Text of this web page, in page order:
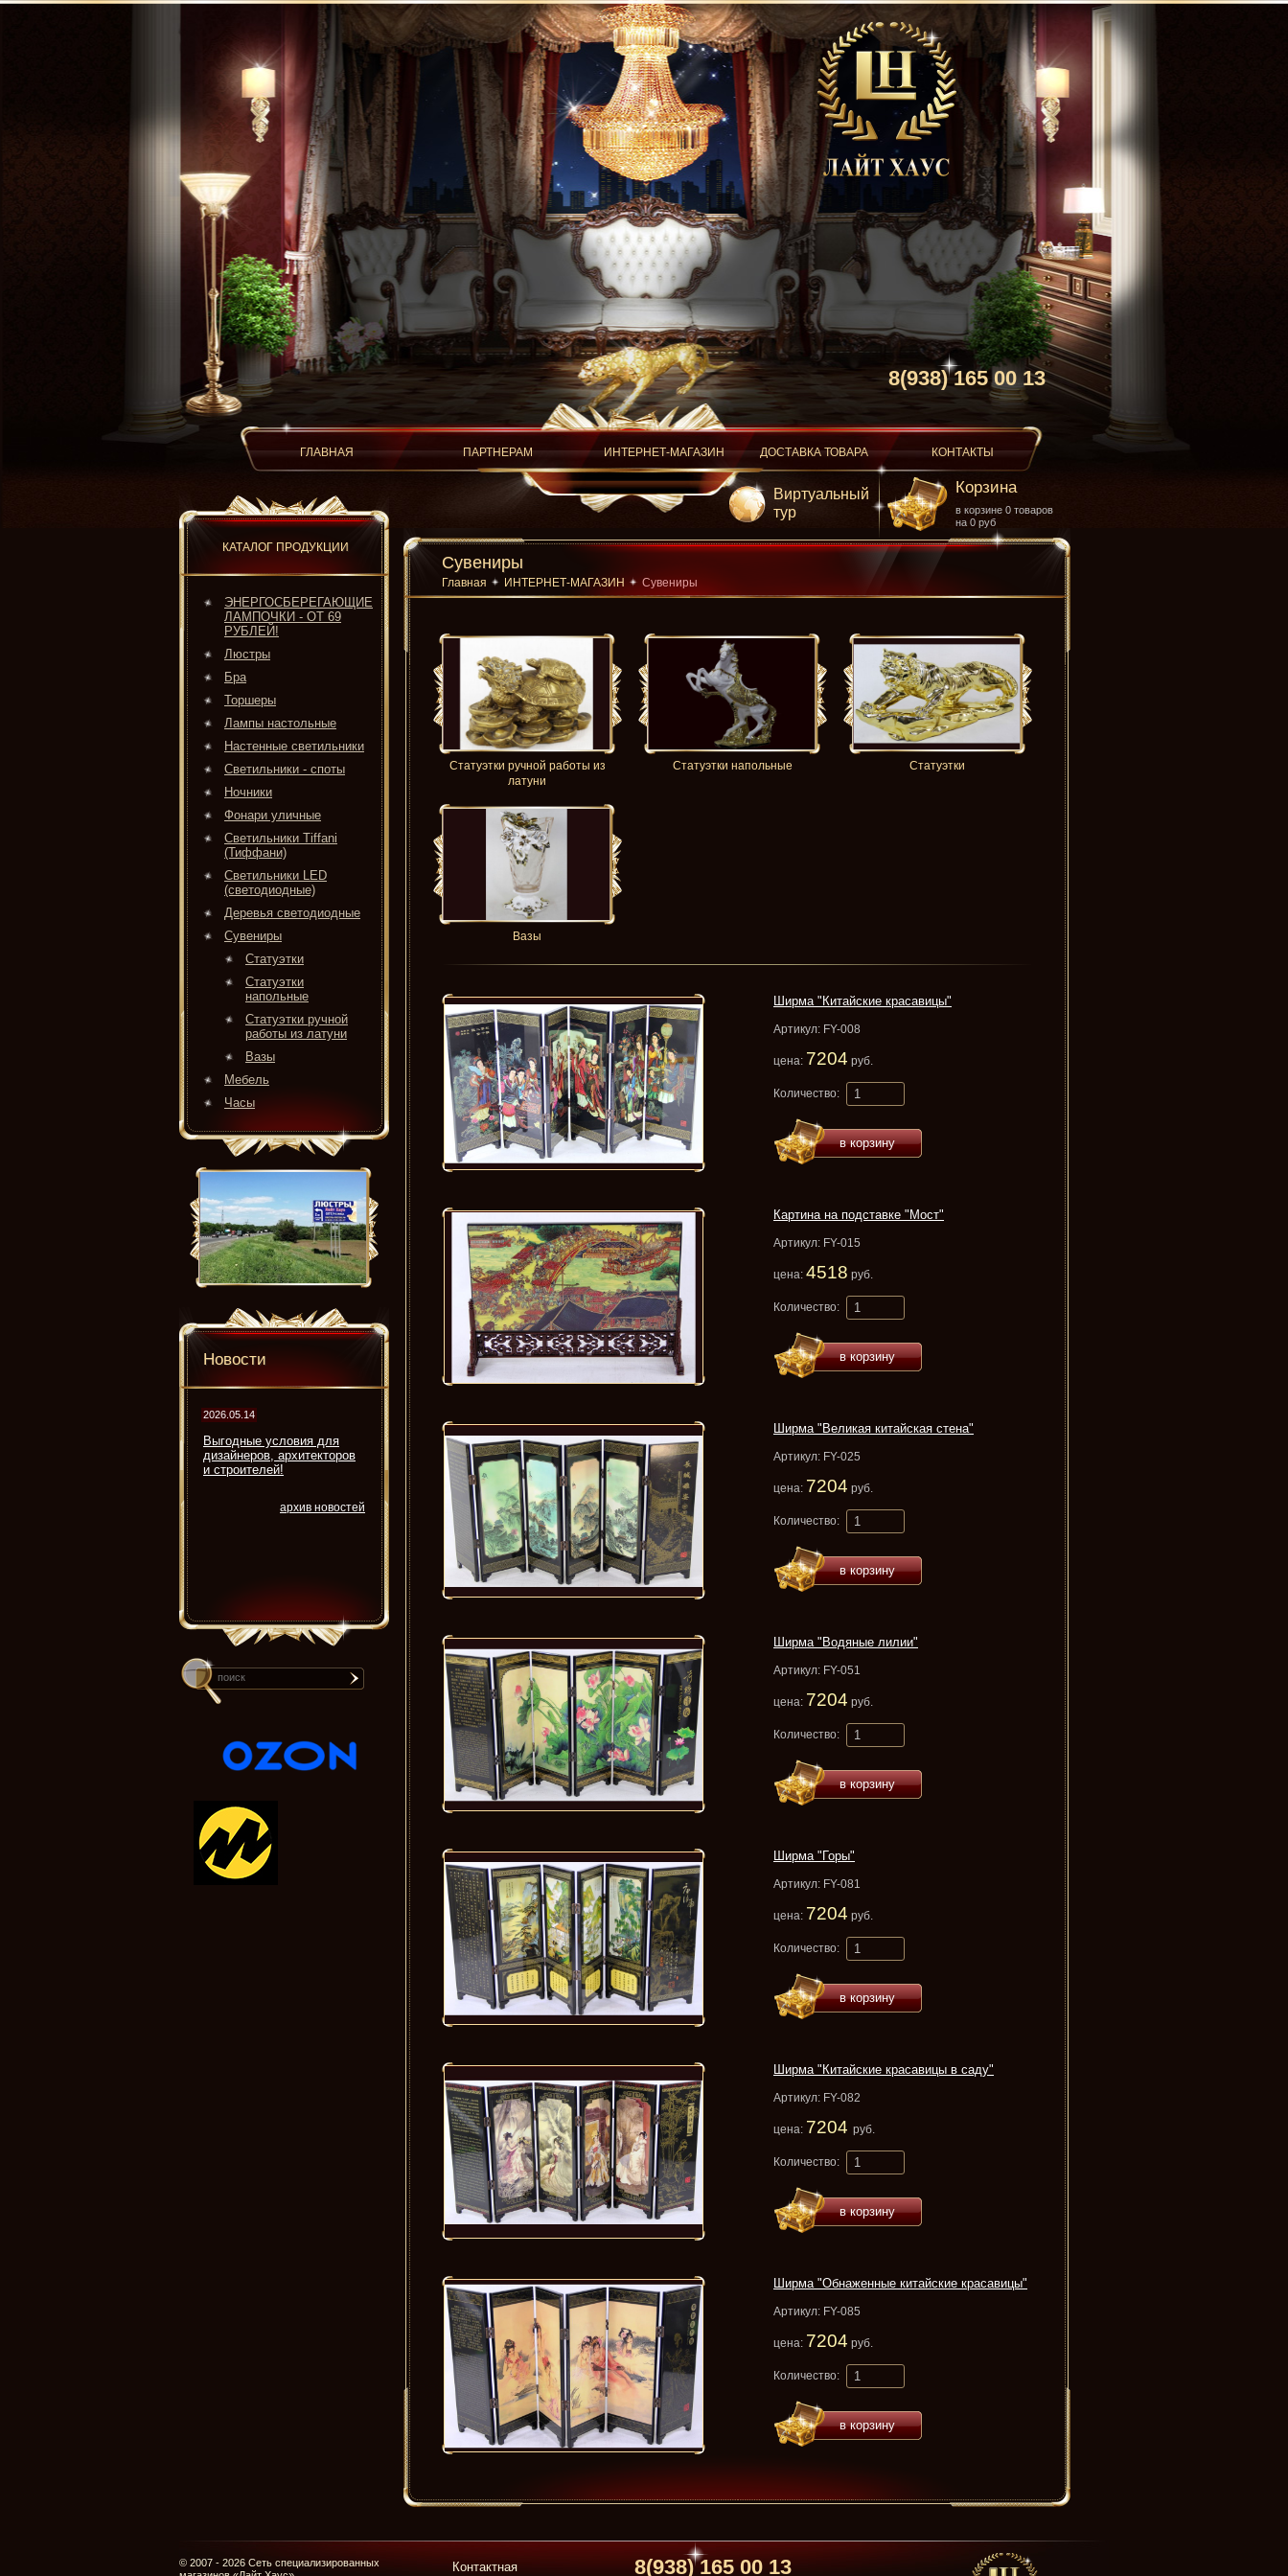
8(938) 165 00 13
ГЛАВНАЯ ПАРТНЕРАМ ИНТЕРНЕТ-МАГАЗИН ДОСТАВКА ТОВАРА КОНТАКТЫ
КАТАЛОГ ПРОДУКЦИИ
ЭНЕРГОСБЕРЕГАЮЩИЕ
ЛАМПОЧКИ - ОТ 69
РУБЛЕЙ!
Люстры
Бра
Торшеры
Лампы настольные
Настенные светильники
Светильники - споты
Ночники
Фонари уличные
Светильники Tiffani
(Тиффани)
Светильники LED
(светодиодные)
Деревья светодиодные
Сувениры
Статуэтки
Статуэтки
напольные
Статуэтки ручной
работы из латуни
Вазы
Мебель
Часы
Новости
2026.05.14
Выгодные условия для
дизайнеров, архитекторов
и строителей!
архив новостей
Корзина
в корзине 0 товаров
на 0 руб
Виртуальный
тур
Сувениры
Главная ИНТЕРНЕТ-МАГАЗИН Сувениры
Статуэтки ручной работы из
латуни
Статуэтки напольные Статуэтки
Вазы
Ширма "Китайские красавицы"
Артикул: FY-008
цена: 7204 руб.
Количество:
в корзину
Картина на подставке "Мост"
Артикул: FY-015
цена: 4518 руб.
Количество:
в корзину
Ширма "Великая китайская стена"
Артикул: FY-025
цена: 7204 руб.
Количество:
в корзину
Ширма "Водяные лилии"
Артикул: FY-051
цена: 7204 руб.
Количество:
в корзину
Ширма "Горы"
Артикул: FY-081
цена: 7204 руб.
Количество:
в корзину
Ширма "Китайские красавицы в саду"
Артикул: FY-082
цена: 7204 руб.
Количество:
в корзину
Ширма "Обнаженные китайские красавицы"
Артикул: FY-085
цена: 7204 руб.
Количество:
в корзину
© 2007 - 2026 Сеть специализированных
Контактная
8(938) 165 00 13